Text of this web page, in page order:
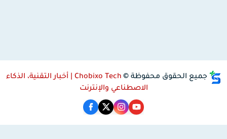
جميع الحقوق محفوظة ©
Chobixo Tech | أخبار التقنية، الذكاء
الاصطناعي والإنترنت